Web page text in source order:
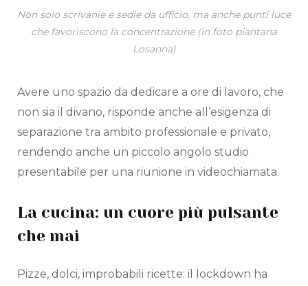
Non solo scrivanie e sedie da ufficio, ma anche punti luce
che favoriscono la concentrazione (in foto piantana
Losanna)
Avere uno spazio da dedicare a ore di lavoro, che
non sia il divano, risponde anche all’esigenza di
separazione tra ambito professionale e privato,
rendendo anche un piccolo angolo studio
presentabile per una riunione in videochiamata.
La cucina: un cuore più pulsante
che mai
Pizze, dolci, improbabili ricette: il lockdown ha